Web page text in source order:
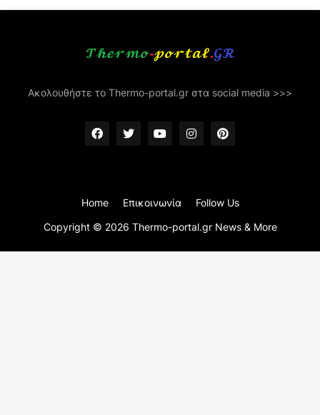
Ακολουθήστε το Thermo-portal.gr στα social media >>>
Copyright © 2026 Thermo-portal.gr News & More
Home Επικοινωνία Follow Us